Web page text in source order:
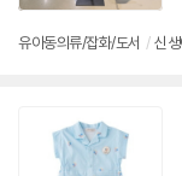
유아동의류/잡화/도서 / 신